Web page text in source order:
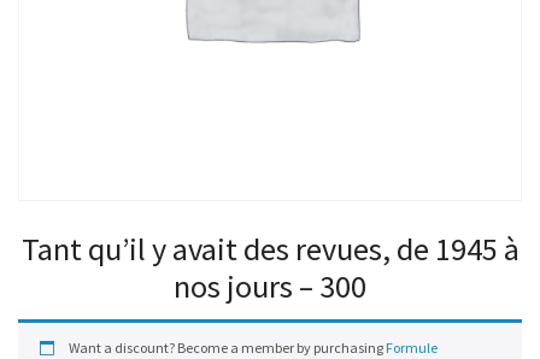
Tant qu’il y avait des revues, de 1945 à
nos jours – 300
Want a discount? Become a member by purchasing Formule